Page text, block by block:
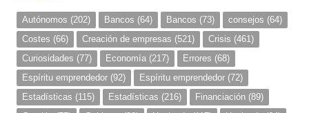
Autónomos (202) Bancos (64) Bancos (73) consejos (64)
Costes (66) Creación de empresas (521) Crisis (461)
Curiosidades (77) Economía (217) Errores (68)
Espíritu emprendedor (92) Espíritu emprendedor (72)
Estadísticas (115) Estadísticas (216) Financiación (89)